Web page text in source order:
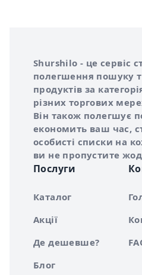
Про сервіс Shurshilo
Shurshilo - це сервіс
полегшення пошуку
продуктів за
різних торгових
Він також полегшує
економить ваш час,
особисті списки на
ви не пропустите
Послуги
Каталог
Акції
Де дешевше?
Блог